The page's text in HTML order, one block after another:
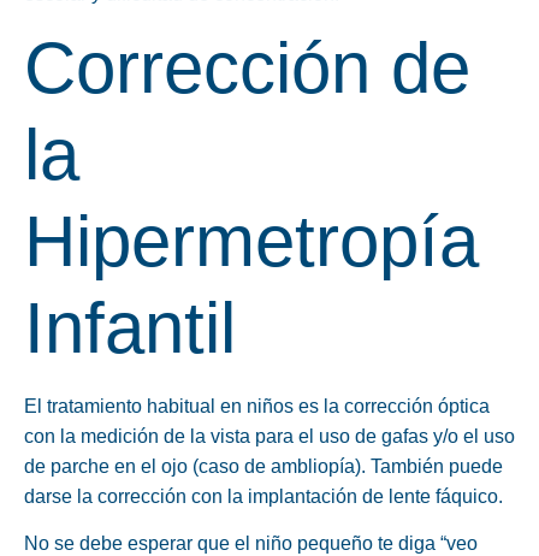
Corrección de
la
Hipermetropía
Infantil
El tratamiento habitual en niños es la corrección óptica
con la medición de la vista para el uso de gafas y/o el uso
de parche en el ojo (caso de ambliopía). También puede
darse la corrección con la implantación de lente fáquico.
No se debe esperar que el niño pequeño te diga “veo